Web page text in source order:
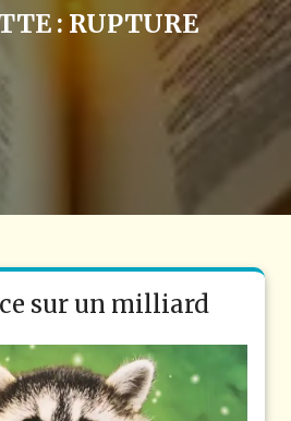
: RUPTURE
sur un milliard